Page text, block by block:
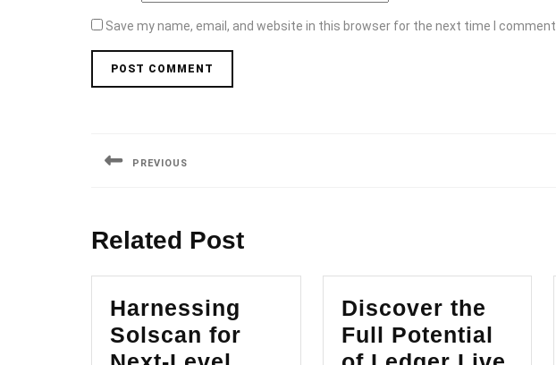
Save my name, email, and website in this browser for the next time I comment.
navigation
PREVIOUS
Related Post
Harnessing
Solscan for
Discover the
Full Potential